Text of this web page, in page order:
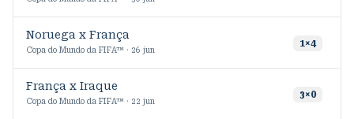
Noruega x França
Copa do Mundo da FIFA™ · 26 jun
1×4
França x Iraque
Copa do Mundo da FIFA™ · 22 jun
3×0